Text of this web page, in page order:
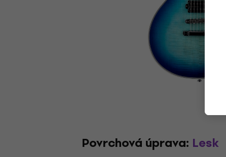
Povrchová úprava: Lesk